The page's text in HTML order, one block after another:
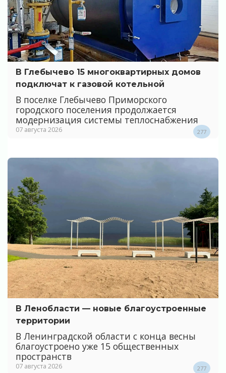
В Глебычево 15 многоквартирных домов
подключат к газовой котельной
В поселке Глебычево Приморского
городского поселения продолжается
модернизация системы теплоснабжения
07 августа 2026 277
В Ленобласти — новые благоустроенные
территории
В Ленинградской области с конца весны
благоустроено уже 15 общественных
пространств
07 августа 2026 277